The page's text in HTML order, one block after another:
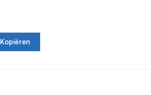
Kopiëren